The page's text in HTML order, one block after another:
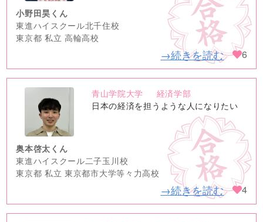
小野田昊くん
東進ハイスクール北千住校
東京都 私立 高輪高校
→続きを読む 6
no
image
青山学院大学
経済学部
日本の経済を担うような人になりたい
奥本啓太くん
東進ハイスクール二子玉川校
東京都 私立 東京都市大学等々力高校
→続きを読む 4